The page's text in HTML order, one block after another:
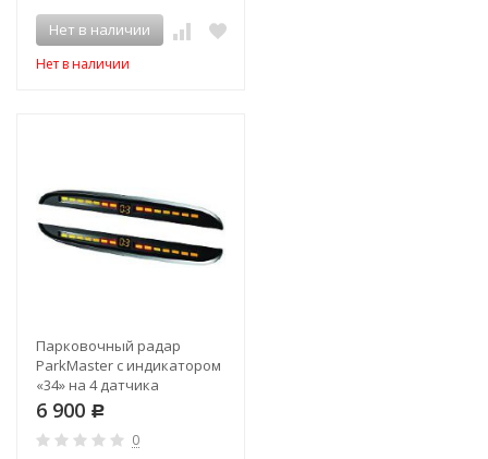
Нет в наличии
Нет в наличии
Парковочный радар
ParkMaster с индикатором
«34» на 4 датчика
6 900 Р
0